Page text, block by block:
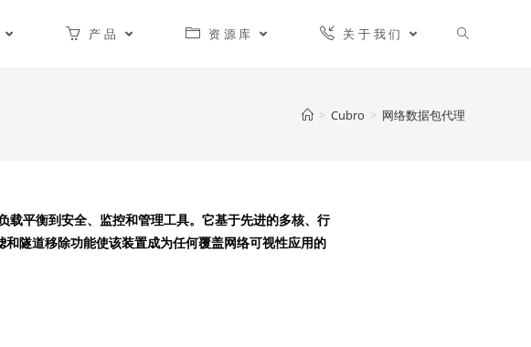
产品 资源库 关于我们
> Cubro > 网络数据包代理
载平衡到安全、监控和管理工具。它基于先进的多核、行
隧道移除功能使该装置成为任何覆盖网络可视性应用的